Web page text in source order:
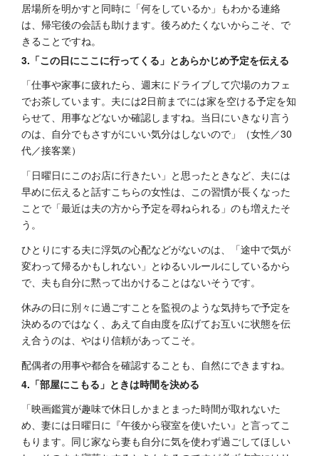
居場所を明かすと同時に「何をしているか」もわかる連絡
は、帰宅後の会話も助けます。後ろめたくないからこそ、で
きることですね。
3.「この日にここに行ってくる」とあらかじめ予定を伝える
「仕事や家事に疲れたら、週末にドライブして穴場のカフェ
でお茶しています。夫には2日前までには家を空ける予定を知
らせて、用事などないか確認しますね。当日にいきなり言う
のは、自分でもさすがにいい気分はしないので」（女性／30
代／接客業）
「日曜日にこのお店に行きたい」と思ったときなど、夫には
早めに伝えると話すこちらの女性は、この習慣が長くなった
ことで「最近は夫の方から予定を尋ねられる」のも増えたそ
う。
ひとりにする夫に浮気の心配などがないのは、「途中で気が
変わって帰るかもしれない」とゆるいルールにしているから
で、夫も自分に黙って出かけることはないそうです。
休みの日に別々に過ごすことを監視のような気持ちで予定を
決めるのではなく、あえて自由度を広げてお互いに状態を伝
え合うのは、やはり信頼があってこそ。
配偶者の用事や都合を確認することも、自然にできますね。
4.「部屋にこもる」ときは時間を決める
「映画鑑賞が趣味で休日しかまとまった時間が取れないた
め、妻には日曜日に『午後から寝室を使いたい』と言ってこ
もります。同じ家なら妻も自分に気を使わず過ごしてほしい